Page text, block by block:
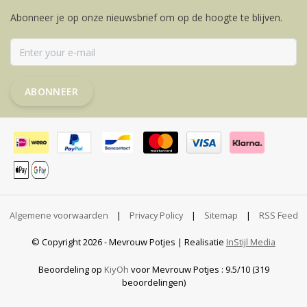
Abonneer je op onze nieuwsbrief om op de hoogte te blijven.
ABONNEER
Algemene voorwaarden | Privacy Policy | Sitemap | RSS Feed
© Copyright 2026 - Mevrouw Potjes | Realisatie InStijl Media
Beoordeling op KiyOh voor Mevrouw Potjes : 9.5/10 (319
beoordelingen)